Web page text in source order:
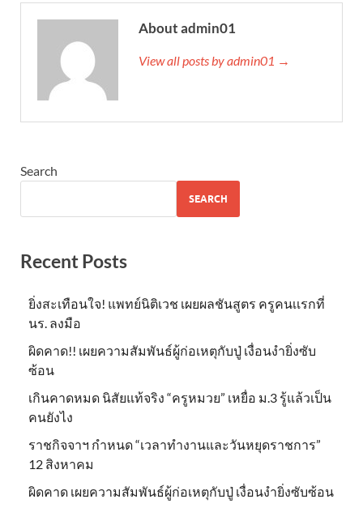
About admin01
View all posts by admin01 →
Search
SEARCH
Recent Posts
ยิ่งสะเทือนใจ! แพทย์นิติเวช เผยผลชันสูตร ครูคนเเรกที่
นร. ลงมือ
ผิดคาด!! เผยความสัมพันธ์ผู้ก่อเหตุกับปู่ เงื่อนงำยิ่งซับ
ซ้อน
เกินคาดหมด นิสัยแท้จริง “ครูหมวย” เหยื่อ ม.3 รู้แล้วเป็น
คนยังไง
ราชกิจจาฯ กำหนด “เวลาทำงานและวันหยุดราชการ”
12 สิงหาคม
ผิดคาด เผยความสัมพันธ์ผู้ก่อเหตุกับปู่ เงื่อนงำยิ่งซับซ้อน